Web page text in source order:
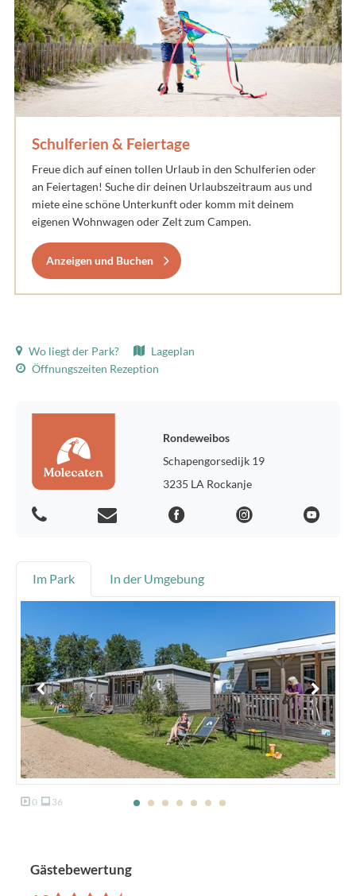
Schulferien & Feiertage
Freue dich auf einen tollen Urlaub in den Schulferien oder
an Feiertagen! Suche dir deinen Urlaubszeitraum aus und
miete eine schöne Unterkunft oder komm mit deinem
eigenen Wohnwagen oder Zelt zum Campen.
Anzeigen und Buchen
Wo liegt der Park?
Lageplan
Öffnungszeiten Rezeption
Rondeweibos
Schapengorsedijk 19
3235 LA Rockanje
Im Park In der Umgebung
0 36
Gästebewertung